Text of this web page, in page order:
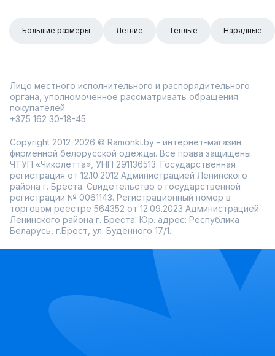
Большие размеры Летние Теплые Нарядные
Лицо местного исполнительного и распорядительного
органа, уполномоченное рассматривать обращения
покупателей:
+375 162 30-18-45
Copyright 2012-2026 © Ramonki.by - интернет-магазин
фирменной белорусской одежды. Все права защищены.
ЧТУП «Чиколетта», УНП 291136513. Государственная
регистрация от 12.10.2012 Администрацией Ленинского
района г. Бреста. Свидетельство о государственной
регистрации № 0061143. Регистрационный номер в
торговом реестре 564352 от 12.09.2023 Администрацией
Ленинского района г. Бреста. Юр. адрес: Республика
Беларусь, г.Брест, ул. Буденного 17/1.